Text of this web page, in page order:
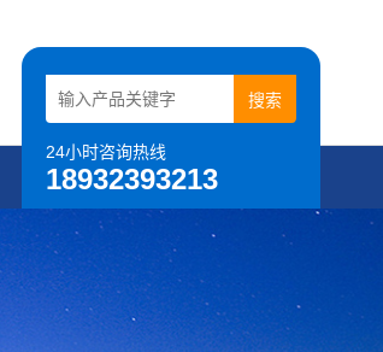
24小时咨询热线
18932393213